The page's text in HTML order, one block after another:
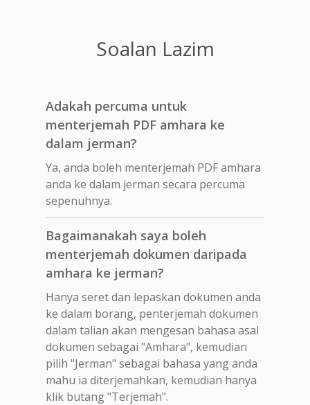
Soalan Lazim
Adakah percuma untuk
menterjemah PDF amhara ke
dalam jerman?
Ya, anda boleh menterjemah PDF amhara
anda ke dalam jerman secara percuma
sepenuhnya.
Bagaimanakah saya boleh
menterjemah dokumen daripada
amhara ke jerman?
Hanya seret dan lepaskan dokumen anda
ke dalam borang, penterjemah dokumen
dalam talian akan mengesan bahasa asal
dokumen sebagai "Amhara", kemudian
pilih "Jerman" sebagai bahasa yang anda
mahu ia diterjemahkan, kemudian hanya
klik butang "Terjemah".